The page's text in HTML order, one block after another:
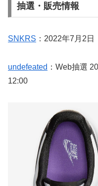
抽選・販売情報
SNKRS ：2022年7月2
undefeated ：Web抽選
12:00